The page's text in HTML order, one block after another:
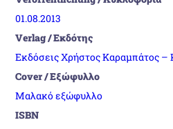
01.08.2013
Verlag / Εκδότης
Εκδόσεις Χρήστος Καραμπάτος –
Cover / Εξώφυλλο
Μαλακό εξώφυλλο
ISBN